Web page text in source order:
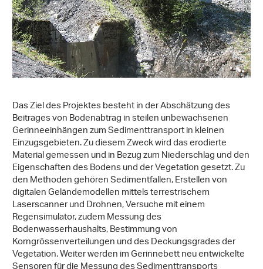
Das Ziel des Projektes besteht in der Abschätzung des
Beitrages von Bodenabtrag in steilen unbewachsenen
Gerinneeinhängen zum Sedimenttransport in kleinen
Einzugsgebieten. Zu diesem Zweck wird das erodierte
Material gemessen und in Bezug zum Niederschlag und den
Eigenschaften des Bodens und der Vegetation gesetzt. Zu
den Methoden gehören Sedimentfallen, Erstellen von
digitalen Geländemodellen mittels terrestrischem
Laserscanner und Drohnen, Versuche mit einem
Regensimulator, zudem Messung des
Bodenwasserhaushalts, Bestimmung von
Korngrössenverteilungen und des Deckungsgrades der
Vegetation. Weiter werden im Gerinnebett neu entwickelte